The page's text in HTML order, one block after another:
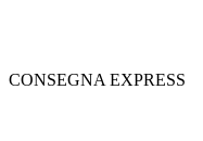
CONSEGNA EXPRESS